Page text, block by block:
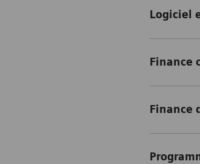
Logiciel
Finance
Finance